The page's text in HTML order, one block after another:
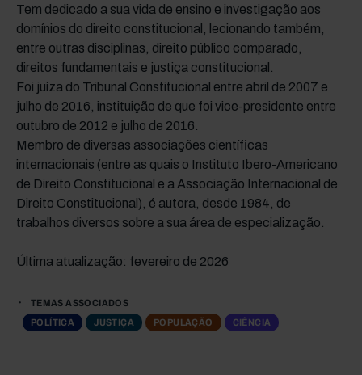
Tem dedicado a sua vida de ensino e investigação aos
domínios do direito constitucional, lecionando também,
entre outras disciplinas, direito público comparado,
direitos fundamentais e justiça constitucional.
Foi juíza do Tribunal Constitucional entre abril de 2007 e
julho de 2016, instituição de que foi vice-presidente entre
outubro de 2012 e julho de 2016.
Membro de diversas associações científicas
internacionais (entre as quais o Instituto Ibero-Americano
de Direito Constitucional e a Associação Internacional de
Direito Constitucional), é autora, desde 1984, de
trabalhos diversos sobre a sua área de especialização.
Última atualização: fevereiro de 2026
TEMAS ASSOCIADOS
POLÍTICA
JUSTIÇA POPULAÇÃO CIÊNCIA